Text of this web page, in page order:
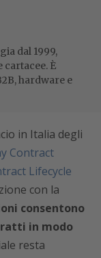
dal 1999,
È
hardware e
in Italia degli
Contract
Lifecycle
con la
consentono
in modo
resta